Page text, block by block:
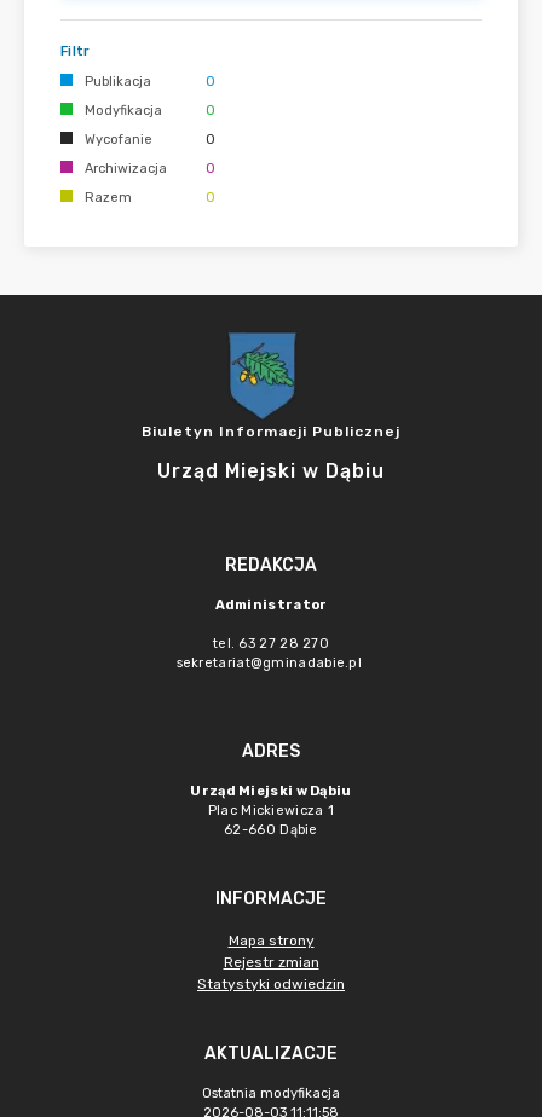
Filtr
Publikacja
0
Modyfikacja
0
Wycofanie
0
Archiwizacja
0
Razem
0
Biuletyn Informacji Publicznej
Urząd Miejski w Dąbiu
REDAKCJA
Administrator
tel. 63 27 28 270
sekretariat@gminadabie.pl
ADRES
Urząd Miejski w Dąbiu
Plac Mickiewicza 1
62-660 Dąbie
INFORMACJE
Mapa strony
Rejestr zmian
Statystyki odwiedzin
AKTUALIZACJE
Ostatnia modyfikacja
2026-08-03 11:11:58